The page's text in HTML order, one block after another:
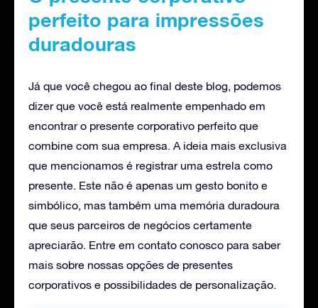
perfeito para impressões
duradouras
Já que você chegou ao final deste blog, podemos
dizer que você está realmente empenhado em
encontrar o presente corporativo perfeito que
combine com sua empresa. A ideia mais exclusiva
que mencionamos é registrar uma estrela como
presente. Este não é apenas um gesto bonito e
simbólico, mas também uma memória duradoura
que seus parceiros de negócios certamente
apreciarão. Entre em contato conosco para saber
mais sobre nossas opções de presentes
corporativos e possibilidades de personalização.